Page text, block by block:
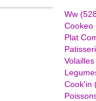
Ww
Cookeo
Plat
Volailles
Cook'in